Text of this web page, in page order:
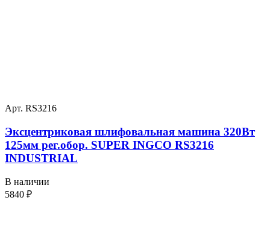
Арт. RS3216
Эксцентриковая шлифовальная машина 320Вт
125мм рег.обор. SUPER INGCO RS3216
INDUSTRIAL
В наличии
5840 ₽